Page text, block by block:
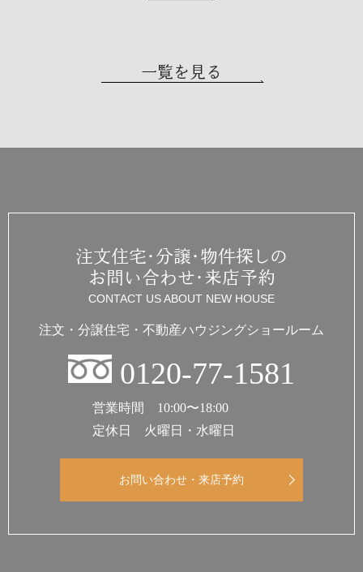
一覧を見る
注文住宅・分譲・物件探しの
お問い合わせ・来店予約
CONTACT US ABOUT NEW HOUSE
注文・分譲住宅・不動産ハウジングショールーム
0120-77-1581
営業時間 10:00〜18:00
定休日 火曜日・水曜日
お問い合わせ・来店予約